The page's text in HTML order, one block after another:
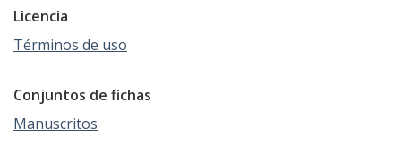
Licencia
Términos de uso
Conjuntos de fichas
Manuscritos